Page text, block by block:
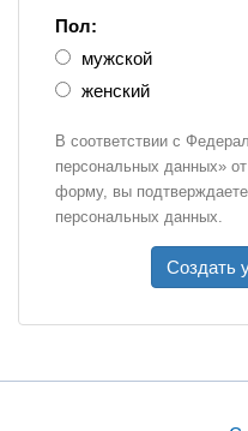
Пол:
мужской
женский
В соответствии с
персональных данных»
форму, вы подтверждаете
персональных данных.
Создать